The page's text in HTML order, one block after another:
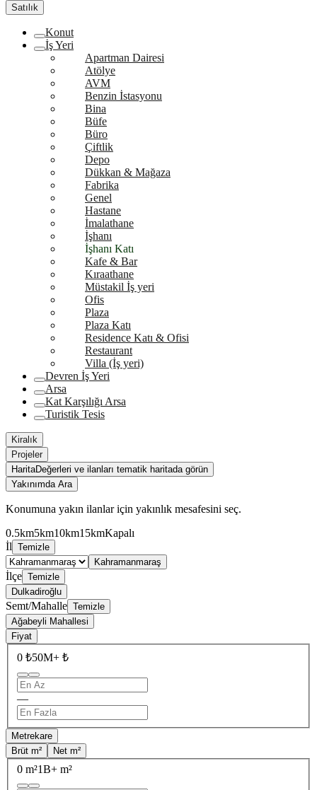
Satılık
Konut
İş Yeri
Apartman Dairesi
Atölye
AVM
Benzin İstasyonu
Bina
Büfe
Büro
Çiftlik
Depo
Dükkan & Mağaza
Fabrika
Genel
Hastane
İmalathane
İşhanı
İşhanı Katı
Kafe & Bar
Kıraathane
Müstakil İş yeri
Ofis
Plaza
Plaza Katı
Residence Katı & Ofisi
Restaurant
Villa (İş yeri)
Devren İş Yeri
Arsa
Kat Karşılığı Arsa
Turistik Tesis
Kiralık
Projeler
HaritaDeğerleri ve ilanları tematik haritada görün
Yakınımda Ara
Konumuna yakın ilanlar için yakınlık mesafesini seç.
0.5km5km10km15kmKapalı
İl Temizle
Kahramanmaraş
İlçe Temizle
Dulkadiroğlu
Semt/Mahalle Temizle
Ağabeyli Mahallesi
Fiyat
0 ₺50M+ ₺
—
Metrekare
Brüt m²
Net m²
0 m²1B+ m²